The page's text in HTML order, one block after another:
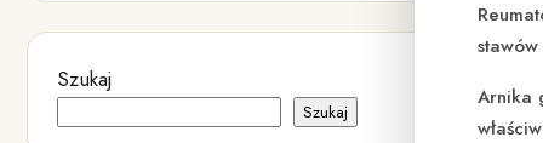
Arnika
Szukaj
Szukaj